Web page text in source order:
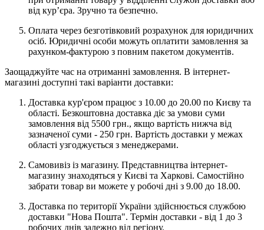
від кур’єра. Зручно та безпечно.
Оплата через безготівковий розрахунок для юридичних
осіб. Юридичні особи можуть оплатити замовлення за
рахунком-фактурою з повним пакетом документів.
Заощаджуйте час на отриманні замовлення. В інтернет-
магазині доступні такі варіанти доставки:
Доставка кур'єром працює з 10.00 до 20.00 по Києву та
області. Безкоштовна доставка діє за умови суми
замовлення від 5500 грн., якщо вартість нижча від
зазначеної суми - 250 грн. Вартість доставки у межах
області узгоджується з менеджерами.
Самовивіз із магазину. Представництва інтернет-
магазину знаходяться у Києві та Харкові. Самостійно
забрати товар ви можете у робочі дні з 9.00 до 18.00.
Доставка по території України здійснюється службою
доставки "Нова Пошта". Термін доставки - від 1 до 3
робочих днів залежно від регіону.